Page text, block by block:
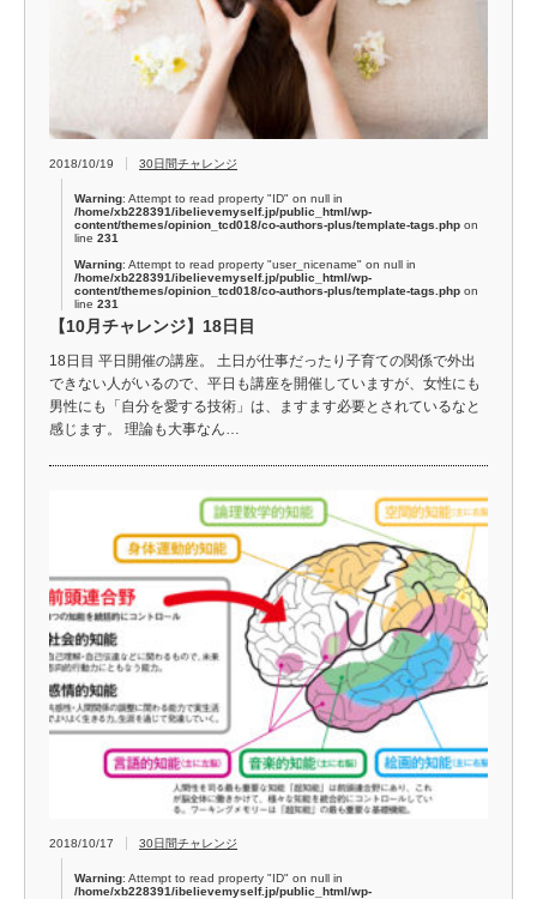
2018/10/19 30日間チャレンジ
Warning: Attempt to read property "ID" on null in
/home/xb228391/ibelievemyself.jp/public_html/wp-
content/themes/opinion_tcd018/co-authors-plus/template-tags.php on
line 231
Warning: Attempt to read property "user_nicename" on null in
/home/xb228391/ibelievemyself.jp/public_html/wp-
content/themes/opinion_tcd018/co-authors-plus/template-tags.php on
line 231
【10月チャレンジ】18日目
18日目 平日開催の講座。 土日が仕事だったり子育ての関係で外出
できない人がいるので、平日も講座を開催していますが、女性にも
男性にも「自分を愛する技術」は、ますます必要とされているなと
感じます。 理論も大事なん…
2018/10/17 30日間チャレンジ
Warning: Attempt to read property "ID" on null in
/home/xb228391/ibelievemyself.jp/public_html/wp-